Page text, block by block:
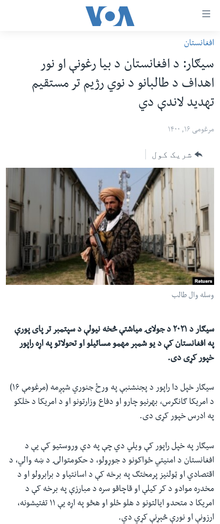
رسي
وړ
اتصالات
اصلي
ته
شئ
ته
لاړ
شئ
افغانستان
سیمه
امریکا
نړۍ
ځوانان
روغتیا
سرمقاله
له مونږ سره په تماس کې پاتې شئ
ژبې
افغانستان
سیګار: د افغانستان د بیا رغونې او نور
اهداف د طالبانو د نوي رژیم تر مستقیم
تهدید لاندې دي
مرغومی ۱۶, ۱۴۰۰
شریک کول
وسله وال طالب
سیګار د ۲۰۲۱ د جولاۍ میاشتې څخه نیولې د سپتمبر تر پای پورې
په افغانستان کې د یو شمېر مهمو مسائیلو او تحولاتو په اړه راپور
خپور کړی دی.
سیګار خپل دا راپور د پجنشنبې په ورځ جنوري شپږمه (مرغومې ۱۶)
د امریکا ګانګرس، بهرنیو چارو او دفاع وزارتونو او د امریکا د خلکو
په ادرس خپور کړی دی.‌
سیګار په خپل راپور کې ویلي دي چې په دې وروستیو کې یې د
افغانستان د امنیتي ځواکونو د جوړولو، د حکومتوالۍ د ښه والي، د
اقتصادي او ټولنیز پرمختګ په برخه کې د اسانتیاو د برابرولو او د
مخدره موادو د کر کیلې او قاچاقو سره د مبارزې په برخه کې د
امریکا د متحدو ایالتونو د هلو ځلو او هڅو په اړه یې ۱۱ تفتیشونه،
ارزونې او نورې څېړنې کړي دي.